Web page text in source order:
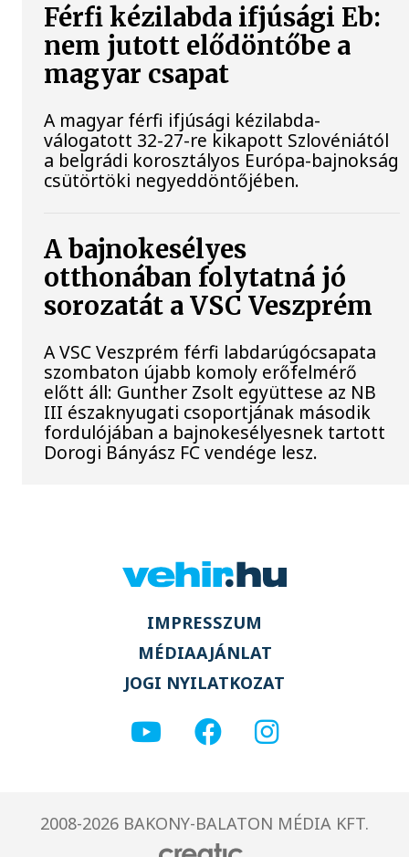
Férfi kézilabda ifjúsági Eb:
nem jutott elődöntőbe a
magyar csapat
A magyar férfi ifjúsági kézilabda-
válogatott 32-27-re kikapott Szlovéniától
a belgrádi korosztályos Európa-bajnokság
csütörtöki negyeddöntőjében.
A bajnokesélyes
otthonában folytatná jó
sorozatát a VSC Veszprém
A VSC Veszprém férfi labdarúgócsapata
szombaton újabb komoly erőfelmérő
előtt áll: Gunther Zsolt együttese az NB
III északnyugati csoportjának második
fordulójában a bajnokesélyesnek tartott
Dorogi Bányász FC vendége lesz.
IMPRESSZUM
MÉDIAAJÁNLAT
JOGI NYILATKOZAT
2008-2026 BAKONY-BALATON MÉDIA KFT.